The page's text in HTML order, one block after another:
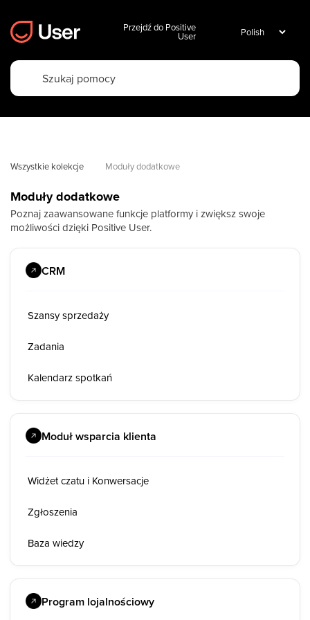
Przejdź do Positive
User
Wszystkie kolekcje Moduły dodatkowe
Moduły dodatkowe
Poznaj zaawansowane funkcje platformy i zwiększ swoje
możliwości dzięki Positive User.
CRM
Szansy sprzedaży
Zadania
Kalendarz spotkań
Moduł wsparcia klienta
Widżet czatu i Konwersacje
Zgłoszenia
Baza wiedzy
Program lojalnościowy